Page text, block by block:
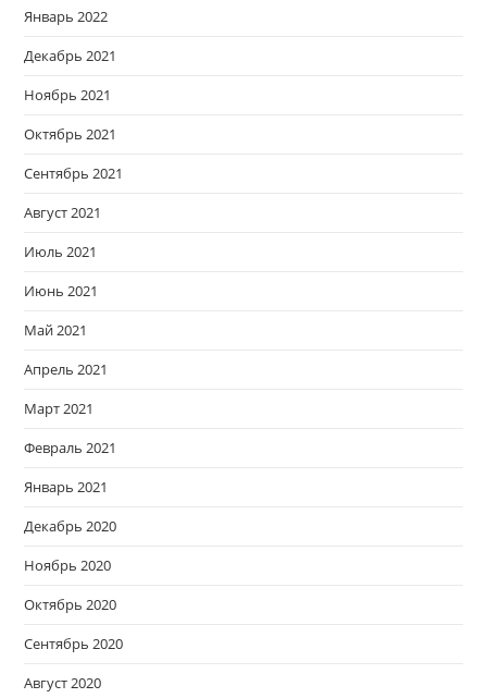
Январь 2022
Декабрь 2021
Ноябрь 2021
Октябрь 2021
Сентябрь 2021
Август 2021
Июль 2021
Июнь 2021
Май 2021
Апрель 2021
Март 2021
Февраль 2021
Январь 2021
Декабрь 2020
Ноябрь 2020
Октябрь 2020
Сентябрь 2020
Август 2020